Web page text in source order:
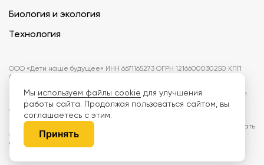
Биология и экология
Технология
ООО «Дети наше будущее» ИНН 6671165273 ОГРН 1216600030250 КПП
667101001 БИК 046577674
Информация на сайте не является публичной офертой. Изображения
могут отличаться от поставляемых товаров. Поставщик оставляет за
собой право изменить цены и характеристики товаров без
предварительного уведомления заказчика, если это не влияет на
качество поставляемой продукции. Мы используем cookie, чтобы делать
сайт лучше. Пользуясь сайтом, вы соглашаетесь с
обработки персональных данных и политикой конфиденциальности.
Мы используем файлы cookie для улучшения
работы сайта. Продолжая пользоваться сайтом, вы
соглашаетесь с этим.
Принять